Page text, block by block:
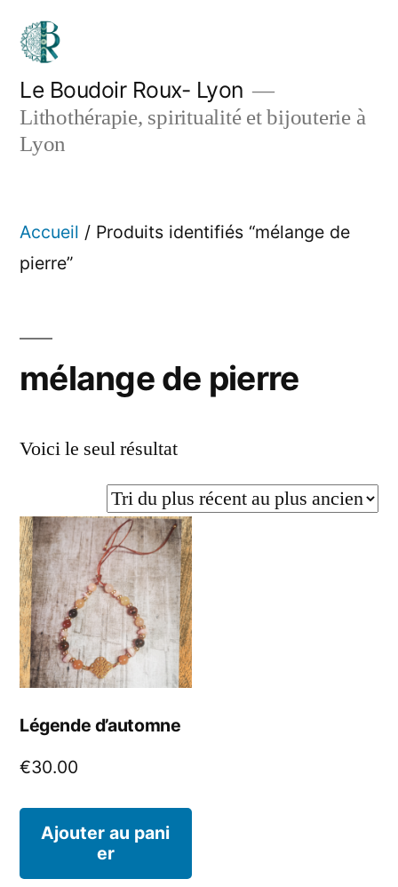
Aller
contenu
Le Boudoir Roux- Lyon
Lithothérapie, spiritualité et bijouterie à
Lyon
Accueil / Produits identifiés “mélange de
pierre”
mélange de pierre
Voici le seul résultat
Légende d’automne
€30.00
Ajouter au pani
er